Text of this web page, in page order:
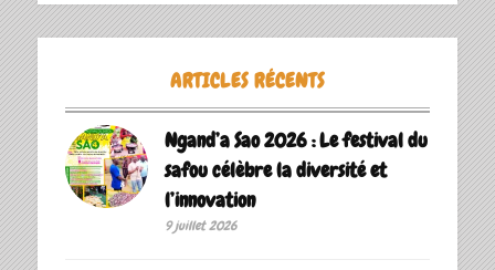
ARTICLES RÉCENTS
Ngand’a Sao 2026 : Le festival du
safou célèbre la diversité et
l’innovation
9 juillet 2026